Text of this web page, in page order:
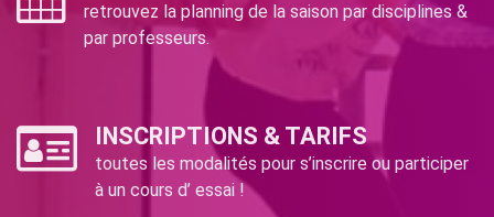
retrouvez la planning de la saison par disciplines &
par professeurs.
INSCRIPTIONS & TARIFS
toutes les modalités pour s’inscrire ou participer
à un cours d’ essai !